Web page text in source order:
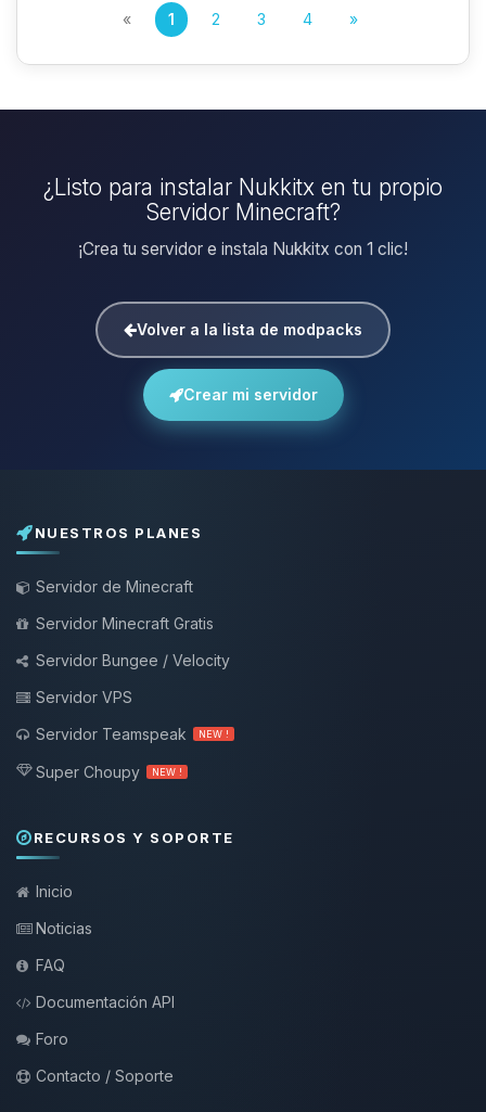
« 1 2 3 4 »
¿Listo para instalar Nukkitx en tu propio
Servidor Minecraft?
¡Crea tu servidor e instala Nukkitx con 1 clic!
Volver a la lista de modpacks
Crear mi servidor
NUESTROS PLANES
Servidor de Minecraft
Servidor Minecraft Gratis
Servidor Bungee / Velocity
Servidor VPS
Servidor Teamspeak
NEW !
Super Choupy NEW !
RECURSOS Y SOPORTE
Inicio
Noticias
FAQ
Documentación API
Foro
Contacto / Soporte